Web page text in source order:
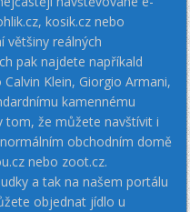
kosik.cz nebo
většiny reálných
pak najdete napříkald
Klein, Giorgio Armani,
kamennému
tom, že můžete navštívit i
obchodním domě
nebo zoot.cz.
a tak na našem portálu
objednat jídlo u